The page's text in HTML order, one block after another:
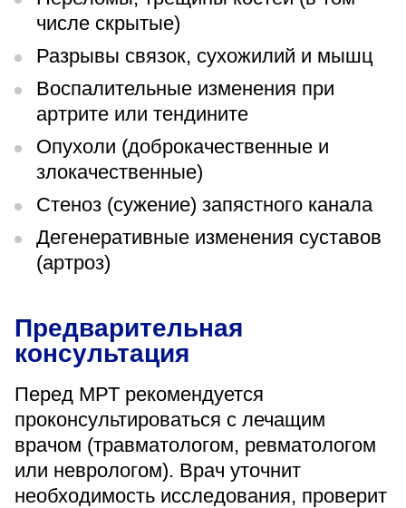
числе скрытые)
Разрывы связок, сухожилий и мышц
Воспалительные изменения при
артрите или тендините
Опухоли (доброкачественные и
злокачественные)
Стеноз (сужение) запястного канала
Дегенеративные изменения суставов
(артроз)
Предварительная
консультация
Перед МРТ рекомендуется
проконсультироваться с лечащим
врачом (травматологом, ревматологом
или неврологом). Врач уточнит
необходимость исследования, проверит